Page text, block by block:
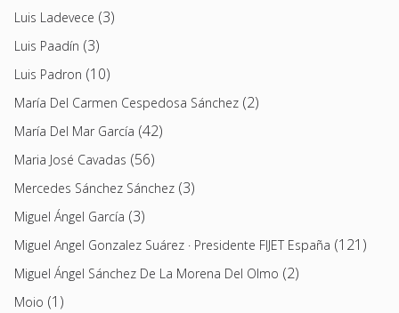
Luis Ladevece (3)
Luis Paadín (3)
Luis Padron (10)
María Del Carmen Cespedosa Sánchez (2)
María Del Mar García (42)
Maria José Cavadas (56)
Mercedes Sánchez Sánchez (3)
Miguel Ángel García (3)
Miguel Angel Gonzalez Suárez · Presidente FIJET España (121)
Miguel Ángel Sánchez De La Morena Del Olmo (2)
Moio (1)